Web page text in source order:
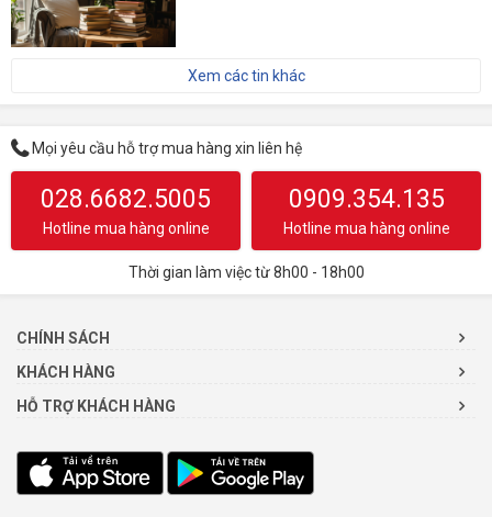
Xem các tin khác
Mọi yêu cầu hỗ trợ mua hàng xin liên hệ
028.6682.5005
Hotline mua hàng online
0909.354.135
Hotline mua hàng online
Thời gian làm việc từ 8h00 - 18h00
CHÍNH SÁCH
KHÁCH HÀNG
HỖ TRỢ KHÁCH HÀNG